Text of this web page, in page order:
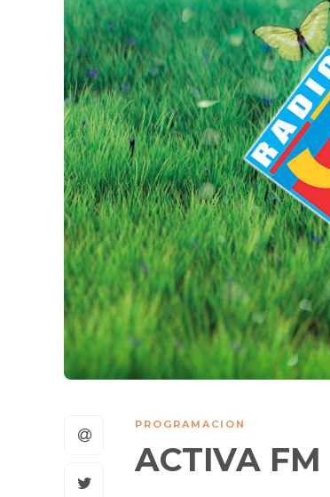
PROGRAMACION
ACTIVA FM